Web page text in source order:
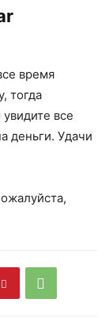
время
тогда
все
деньги. Удачи